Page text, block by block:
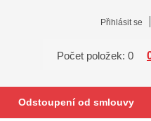
Přihlásit se
Počet položek: 0
Odstoupení od smlouvy